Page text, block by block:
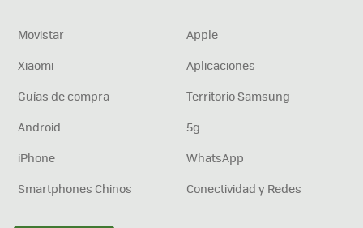
Movistar
Apple
Xiaomi
Aplicaciones
Guías de compra
Territorio Samsung
Android
5g
iPhone
WhatsApp
Smartphones Chinos
Conectividad y Redes